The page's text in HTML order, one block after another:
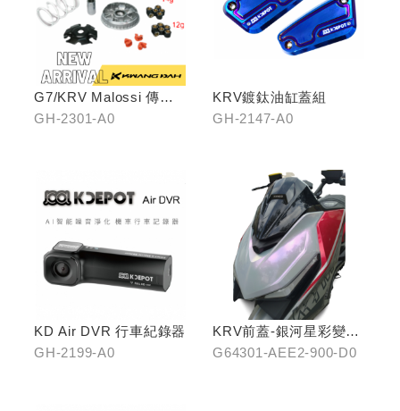
G7/KRV Malossi 傳動
前組
GH-2301-A0
KRV鍍鈦油缸蓋組
GH-2147-A0
KD Air DVR 行車紀錄器
GH-2199-A0
KRV前蓋-銀河星彩變色
龍
G64301-AEE2-900-D0